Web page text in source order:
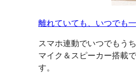
離れていても、いつでも
スマホ連動でいつでもう
マイク＆スピーカー搭載
す。